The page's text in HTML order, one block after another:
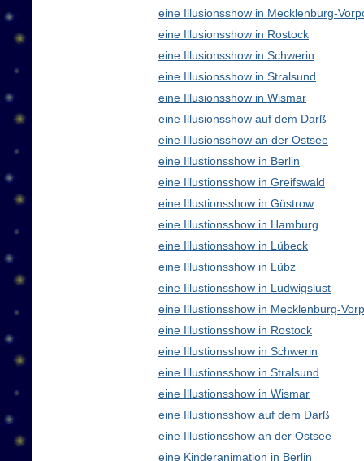
eine Illusionsshow in Mecklenburg-
eine Illusionsshow in Rostock
eine Illusionsshow in Schwerin
eine Illusionsshow in Stralsund
eine Illusionsshow in Wismar
eine Illusionsshow auf dem Darß
eine Illusionsshow an der Ostsee
eine Illustionsshow in Berlin
eine Illustionsshow in Greifswald
eine Illustionsshow in Güstrow
eine Illustionsshow in Hamburg
eine Illustionsshow in Lübeck
eine Illustionsshow in Lübz
eine Illustionsshow in Ludwigslust
eine Illustionsshow in Mecklenburg-
eine Illustionsshow in Rostock
eine Illustionsshow in Schwerin
eine Illustionsshow in Stralsund
eine Illustionsshow in Wismar
eine Illustionsshow auf dem Darß
eine Illustionsshow an der Ostsee
eine Kinderanimation in Berlin